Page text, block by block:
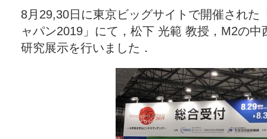
8月29,30日に東京ビッグサイトで開催された
ャパン2019」にて，松下 光範 教授，M2の
研究展示を行いました．